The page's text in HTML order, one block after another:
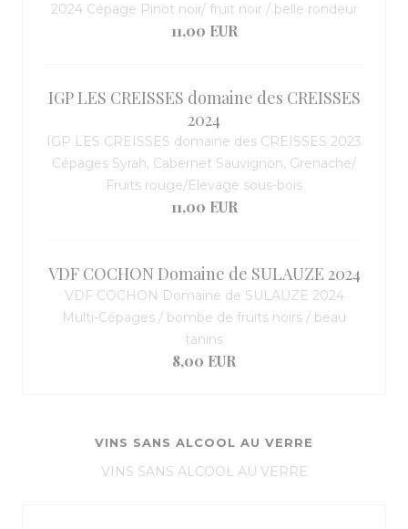
2024 Cépage Pinot noir/ fruit noir / belle rondeur
11,00 EUR
IGP LES CREISSES domaine des CREISSES
2024
IGP LES CREISSES domaine des CREISSES 2023
Cépages Syrah, Cabernet Sauvignon, Grenache/
Fruits rouge/Elevage sous-bois
11,00 EUR
VDF COCHON Domaine de SULAUZE 2024
VDF COCHON Domaine de SULAUZE 2024
Multi-Cépages / bombe de fruits noirs / beau
tanins
8,00 EUR
VINS SANS ALCOOL AU VERRE
VINS SANS ALCOOL AU VERRE